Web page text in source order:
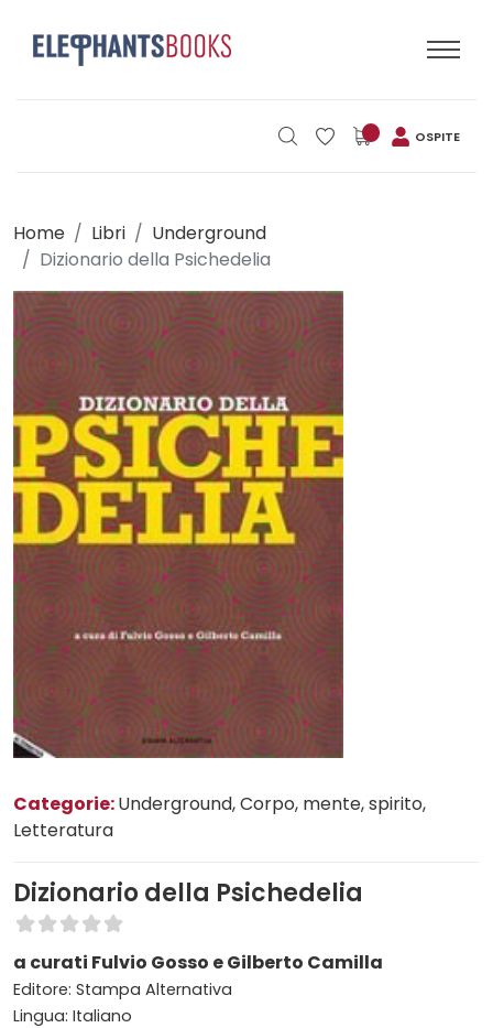
OSPITE
Home Libri
Underground
Dizionario della Psichedelia
Categorie:Underground, Corpo, mente, spirito,
Letteratura
Dizionario della Psichedelia
a curati Fulvio Gosso e Gilberto Camilla
Editore: Stampa Alternativa
Lingua: Italiano